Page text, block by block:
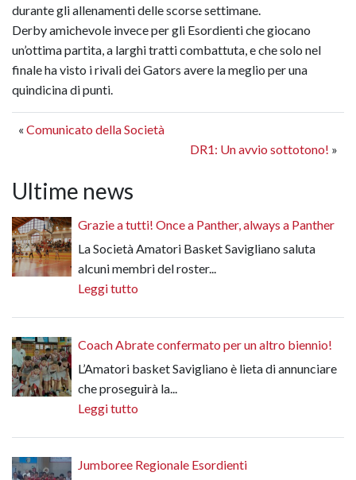
durante gli allenamenti delle scorse settimane.
Derby amichevole invece per gli Esordienti che giocano
un’ottima partita, a larghi tratti combattuta, e che solo nel
finale ha visto i rivali dei Gators avere la meglio per una
quindicina di punti.
« Comunicato della Società
DR1: Un avvio sottotono! »
Ultime news
Grazie a tutti! Once a Panther, always a Panther
La Società Amatori Basket Savigliano saluta
alcuni membri del roster...
Leggi tutto
Coach Abrate confermato per un altro biennio!
L’Amatori basket Savigliano è lieta di annunciare
che proseguirà la...
Leggi tutto
Jumboree Regionale Esordienti